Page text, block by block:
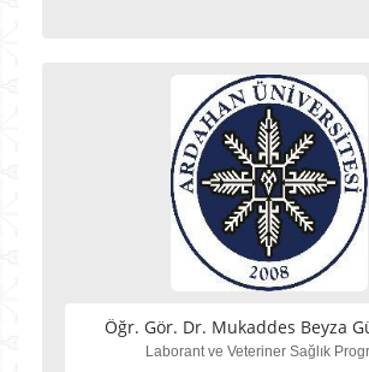
Öğr. Gör. Dr. Mukaddes Beyza
Laborant ve Veteriner Sağlık